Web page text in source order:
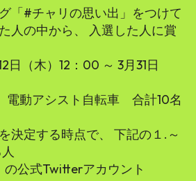
「#チャリの思い出」をつけて
人の中から、 入選した人に賞
日（木）12：00 ～ 3月31日
動アシスト自転車 合計10名
決定する時点で、 下記の１.～
の公式Twitterアカウント